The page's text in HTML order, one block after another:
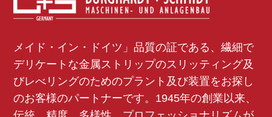
メイド・イン・ドイツ」品質の証である、繊細で
デリケートな金属ストリップのスリッティング及
びレべリングのためのプラント及び装置をお探し
のお客様のパートナーです。1945年の創業以来、